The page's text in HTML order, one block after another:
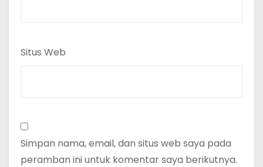
Situs Web
Simpan nama, email, dan situs web saya pada
peramban ini untuk komentar saya berikutnya.